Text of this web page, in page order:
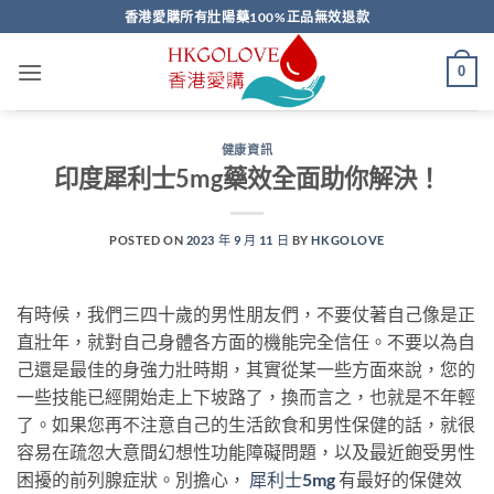
to
content
香港愛購所有壯陽藥100%正品無效退款
0
健康資訊
印度犀利士5mg藥效全面助你解決！
POSTED ON 2023 年 9 月 11 日 BYHKGOLOVE
有時候，我們三四十歲的男性朋友們，不要仗著自己像是正
直壯年，就對自己身體各方面的機能完全信任。不要以為自
己還是最佳的身強力壯時期，其實從某一些方面來說，您的
一些技能已經開始走上下坡路了，換而言之，也就是不年輕
了。如果您再不注意自己的生活飲食和男性保健的話，就很
容易在疏忽大意間幻想性功能障礙問題，以及最近飽受男性
困擾的前列腺症狀。別擔心， 犀利士5mg 有最好的保健效